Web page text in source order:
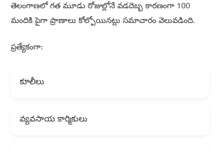
తెలంగాణలో గత మూడు రోజుల్లోనే వడదెబ్బ కారణంగా 100
మందికి పైగా ప్రాణాలు కోల్పోయినట్లు సమాచారం వెలువడింది.
ప్రత్యేకంగా:
కూలీలు
వ్యవసాయ కార్మికులు